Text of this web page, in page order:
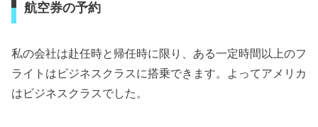
航空券の予約
私の会社は赴任時と帰任時に限り、ある一定時間以上のフ
ライトはビジネスクラスに搭乗できます。よってアメリカ
はビジネスクラスでした。